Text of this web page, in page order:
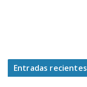
Entradas recientes